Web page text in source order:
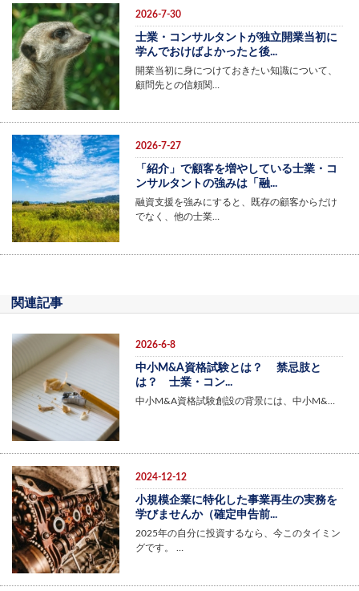
2026-7-30
士業・コンサルタントが独立開業当初に
学んでおけばよかったと後...
開業当初に身につけておきたい知識について、
顧問先との信頼関…
2026-7-27
「紹介」で顧客を増やしている士業・コ
ンサルタントの強みは「融...
融資支援を強みにすると、既存の顧客からだけ
でなく、他の士業…
関連記事
2026-6-8
中小M&A資格試験とは？ 禁忌肢と
は？ 士業・コン...
中小M&A資格試験創設の背景には、中小M&…
2024-12-12
小規模企業に特化した事業再生の実務を
学びませんか（確定申告前...
2025年の自分に投資するなら、今このタイミン
グです。 …